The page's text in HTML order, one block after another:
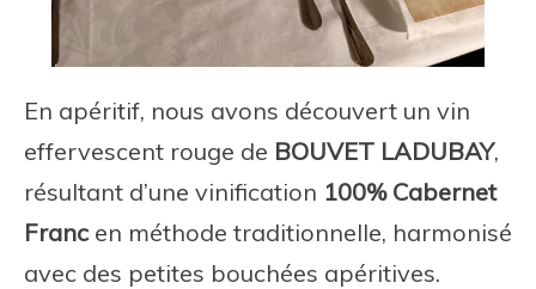
En apéritif, nous avons découvert un vin
effervescent rouge de BOUVET LADUBAY,
résultant d’une vinification 100% Cabernet
Francen méthode traditionnelle, harmonisé
avec des petites bouchées apéritives.